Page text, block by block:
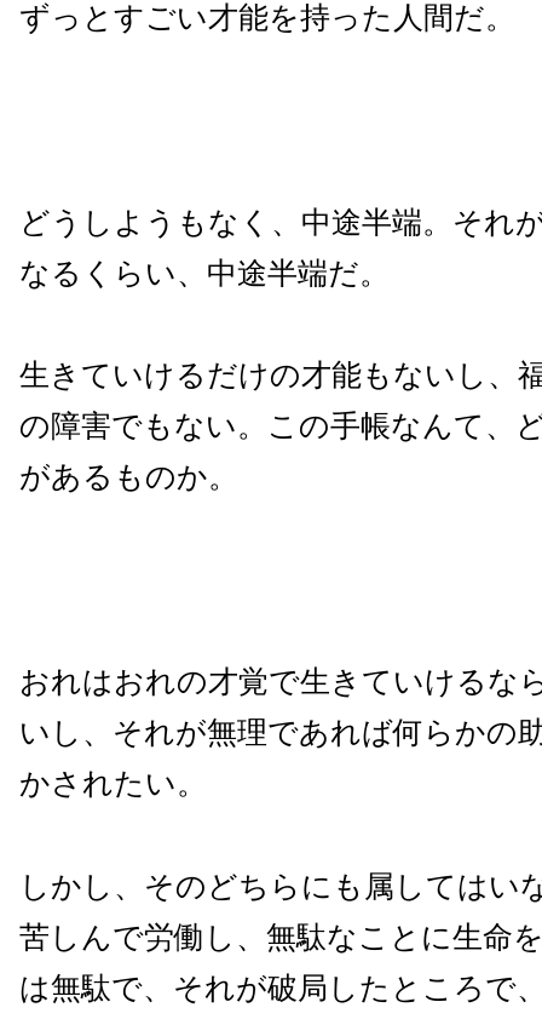
ずっとすごい才能を持った人間だ。
どうしようもなく、中途半端。それ
なるくらい、中途半端だ。
生きていけるだけの才能もないし、
の障害でもない。この手帳なんて、
があるものか。
おれはおれの才覚で生きていけるな
いし、それが無理であれば何らかの
かされたい。
しかし、そのどちらにも属してはい
苦しんで労働し、無駄なことに生命
は無駄で、それが破局したところで